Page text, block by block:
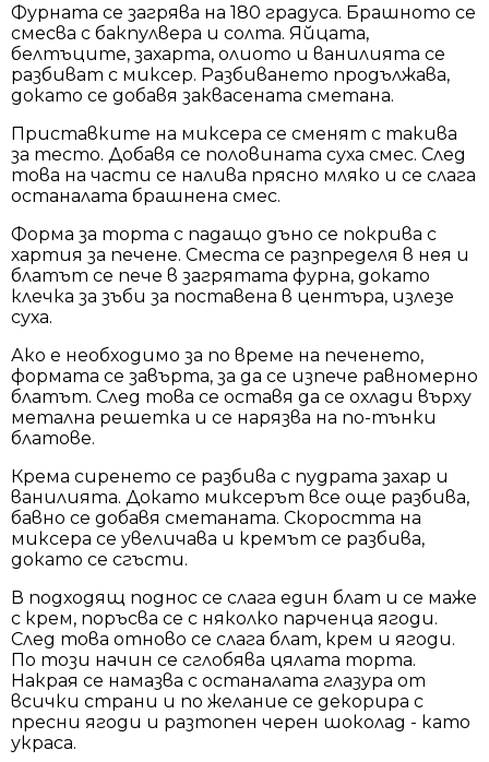
Фурната се загрява на 180 градуса. Брашното се
смесва с бакпулвера и солта. Яйцата,
белтъците, захарта, олиото и ванилията се
разбиват с миксер. Разбиването продължава,
докато се добавя заквасената сметана.
Приставките на миксера се сменят с такива
за тесто. Добавя се половината суха смес. След
това на части се налива прясно мляко и се слага
останалата брашнена смес.
Форма за торта с падащо дъно се покрива с
хартия за печене. Сместа се разпределя в нея и
блатът се пече в загрятата фурна, докато
клечка за зъби за поставена в центъра, излезе
суха.
Ако е необходимо за по време на печенето,
формата се завърта, за да се изпече равномерно
блатът. След това се оставя да се охлади върху
метална решетка и се нарязва на по-тънки
блатове.
Крема сиренето се разбива с пудрата захар и
ванилията. Докато миксерът все още разбива,
бавно се добавя сметаната. Скоростта на
миксера се увеличава и кремът се разбива,
докато се сгъсти.
В подходящ поднос се слага един блат и се маже
с крем, поръсва се с няколко парченца ягоди.
След това отново се слага блат, крем и ягоди.
По този начин се сглобява цялата торта.
Накрая се намазва с останалата глазура от
всички страни и по желание се декорира с
пресни ягоди и разтопен черен шоколад - като
украса.